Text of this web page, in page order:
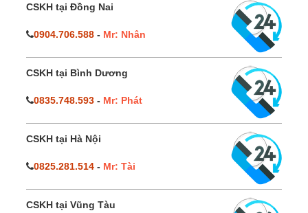
CSKH tại Đồng Nai
0904.706.588 - Mr: Nhân
CSKH tại Bình Dương
0835.748.593 - Mr: Phát
CSKH tại Hà Nội
0825.281.514 - Mr: Tài
CSKH tại Vũng Tàu